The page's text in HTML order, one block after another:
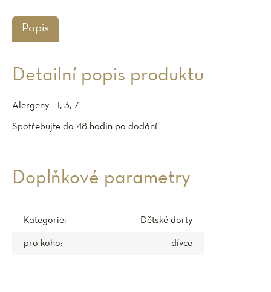
Popis
Detailní popis produktu
Alergeny - 1, 3, 7
Spotřebujte do 48 hodin po dodání
Doplňkové parametry
Kategorie: Dětské dorty
pro koho: dívce